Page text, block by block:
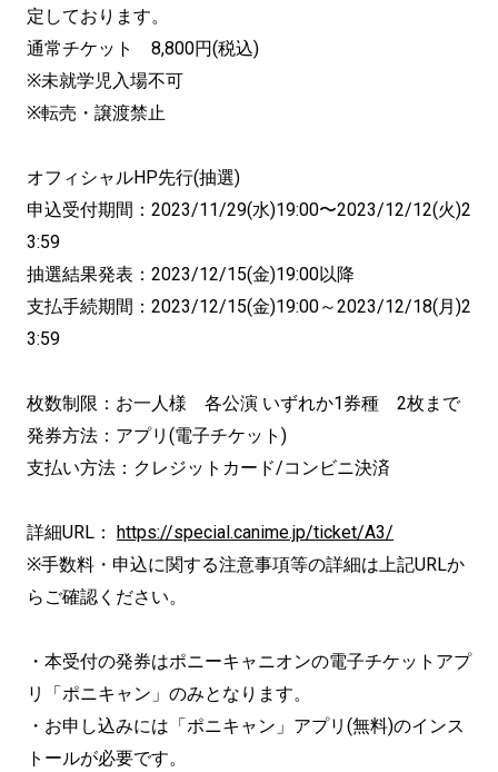
定しております。
通常チケット 8,800円(税込)
※未就学児入場不可
※転売・譲渡禁止
オフィシャルHP先行(抽選)
申込受付期間：2023/11/29(水)19:00〜2023/12/12(火)2
3:59
抽選結果発表：2023/12/15(金)19:00以降
支払手続期間：2023/12/15(金)19:00～2023/12/18(月)2
3:59
枚数制限：お一人様 各公演 いずれか1券種 2枚まで
発券方法：アプリ(電子チケット)
支払い方法：クレジットカード/コンビニ決済
詳細URL： https://special.canime.jp/ticket/A3/
※手数料・申込に関する注意事項等の詳細は上記URLか
らご確認ください。
・本受付の発券はポニーキャニオンの電子チケットアプ
リ「ポニキャン」のみとなります。
・お申し込みには「ポニキャン」アプリ(無料)のインス
トールが必要です。